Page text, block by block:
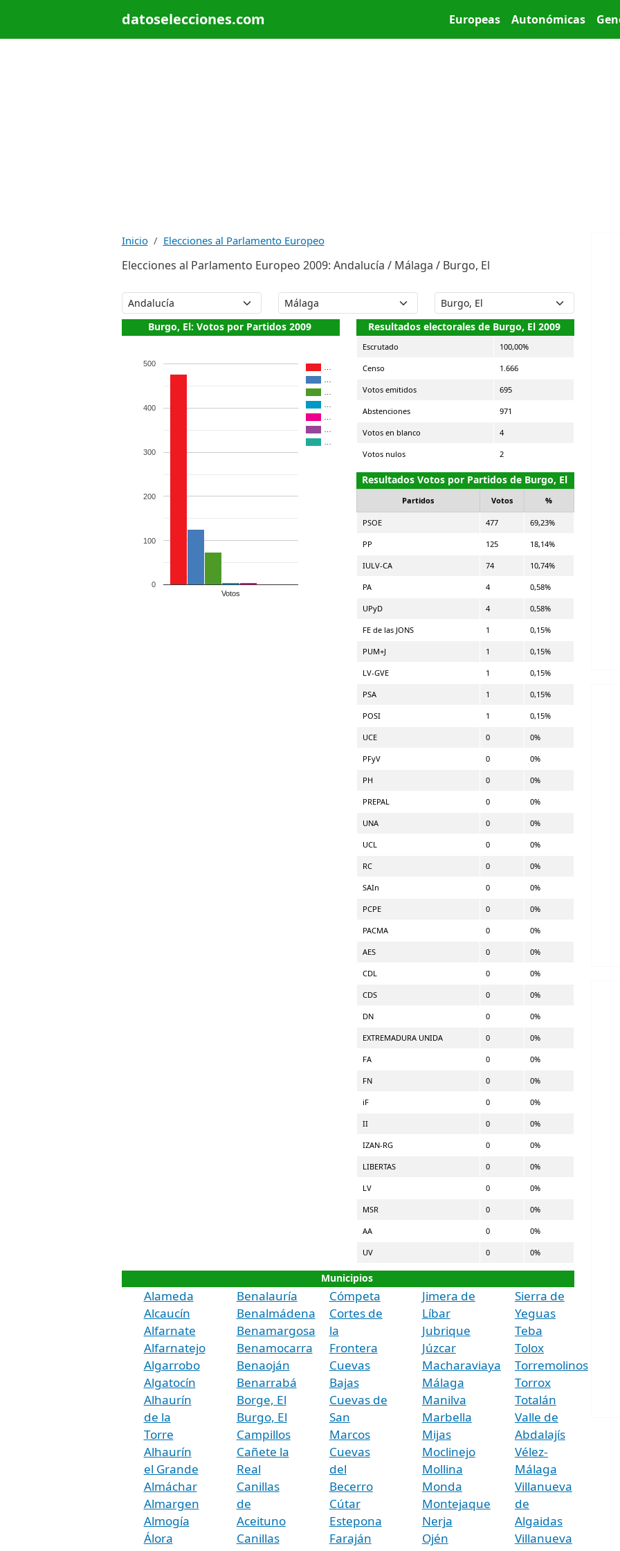
datoselecciones.com Main menu
Europeas Autonómicas
Inicio Elecciones al Parlamento Europeo
Elecciones al Parlamento Europeo 2009: Andalucía / Málaga / Burgo, El
Burgo, El: Votos por Partidos 2009
Votos
0
100
200
300
400
500
Resultados electorales de Burgo, El 2009
Escrutado 100,00%
Censo 1.666
Votos emitidos 695
Abstenciones 971
Votos en blanco 4
Votos nulos 2
Resultados Votos por Partidos de Burgo, El
Partidos Votos %
PSOE 477 69,23%
PP 125 18,14%
IULV-CA 74 10,74%
PA 4 0,58%
UPyD 4 0,58%
FE de las JONS 1 0,15%
PUM+J 1 0,15%
LV-GVE 1 0,15%
PSA 1 0,15%
POSI 1 0,15%
UCE 0 0%
PFyV 0 0%
PH 0 0%
PREPAL 0 0%
UNA 0 0%
UCL 0 0%
RC 0 0%
SAIn 0 0%
PCPE 0 0%
PACMA 0 0%
AES 0 0%
CDL 0 0%
CDS 0 0%
DN 0 0%
EXTREMADURA UNIDA 0 0%
FA 0 0%
FN 0 0%
iF 0 0%
II 0 0%
IZAN-RG 0 0%
LIBERTAS 0 0%
LV 0 0%
MSR 0 0%
AA 0 0%
UV 0 0%
Municipios
Alameda
Alcaucín
Alfarnate
Alfarnatejo
Algarrobo
Algatocín
Alhaurín
de la
Torre
Alhaurín
el Grande
Almáchar
Almargen
Almogía
Álora
Benalauría
Benalmádena
Benamargosa
Benamocarra
Benaoján
Benarrabá
Borge, El
Burgo, El
Campillos
Cañete la
Real
Canillas
de
Aceituno
Canillas
Cómpeta
Cortes de
la
Frontera
Cuevas
Bajas
Cuevas de
San
Marcos
Cuevas
del
Becerro
Cútar
Estepona
Faraján
Jimera de
Líbar
Jubrique
Júzcar
Macharaviaya
Málaga
Manilva
Marbella
Mijas
Moclinejo
Mollina
Monda
Montejaque
Nerja
Ojén
Sierra de
Yeguas
Teba
Tolox
Torremolinos
Torrox
Totalán
Valle de
Abdalajís
Vélez-
Málaga
Villanueva
de
Algaidas
Villanueva